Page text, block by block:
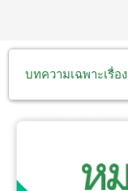
บทความเฉพาะเรื่อง